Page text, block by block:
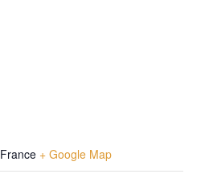
France + Google Map